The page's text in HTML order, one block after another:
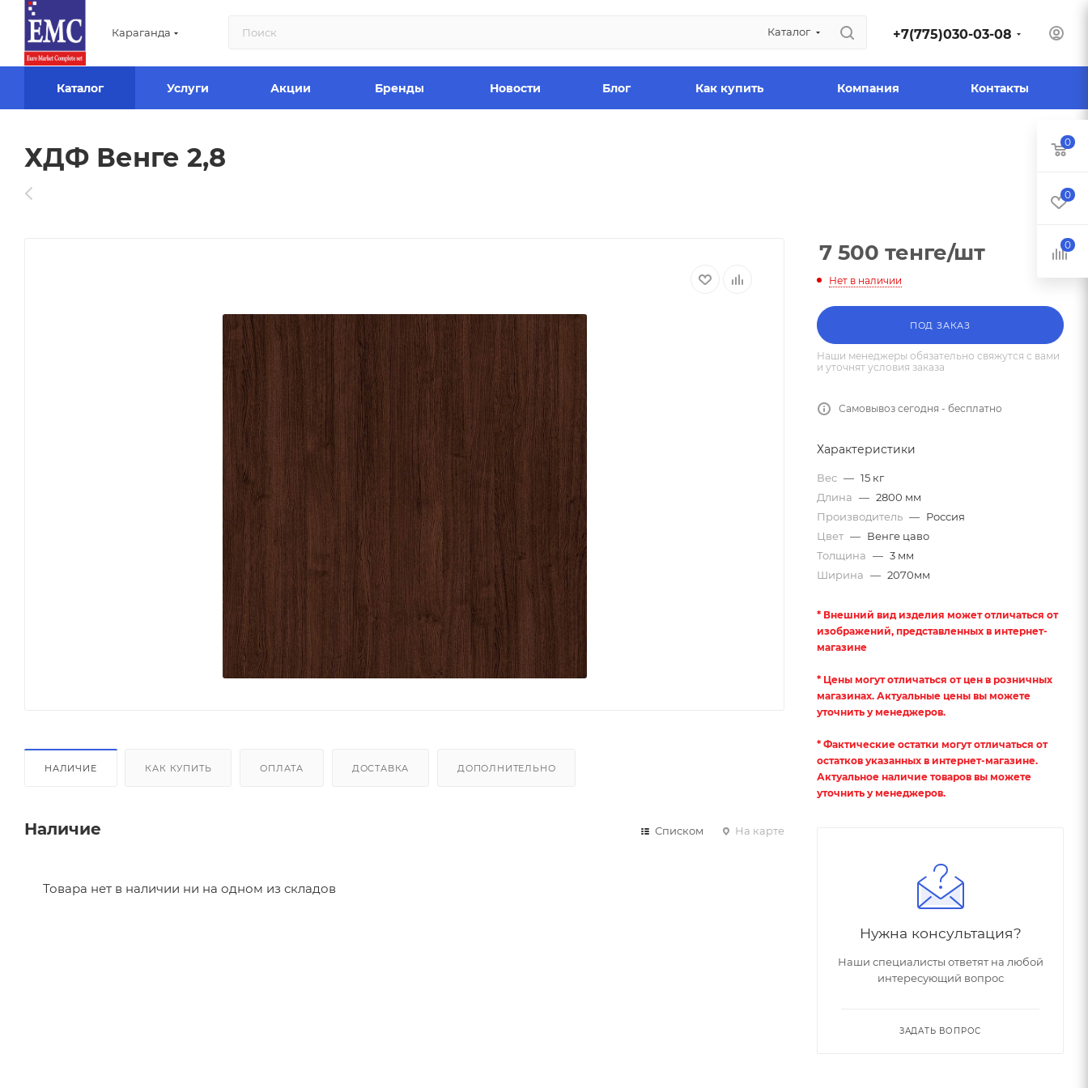
Караганда Каталог +7(775)030-03-08
Каталог Услуги Акции Бренды Новости Блог Как купить Компания Контакты
ХДФ Венге 2,8
НАЛИЧИЕ КАК КУПИТЬ ОПЛАТА ДОСТАВКА ДОПОЛНИТЕЛЬНО
Наличие Списком На карте
Товара нет в наличии ни на одном из складов
7 500 тенге/шт
Нет в наличии
ПОД ЗАКАЗ
Наши менеджеры обязательно свяжутся с вами
и уточнят условия заказа
Самовывоз сегодня - бесплатно
Характеристики
Вес — 15 кг
Длина — 2800 мм
Производитель — Россия
Цвет — Венге цаво
Толщина — 3 мм
Ширина — 2070мм
* Внешний вид изделия может отличаться от
изображений, представленных в интернет-
магазине
* Цены могут отличаться от цен в розничных
магазинах. Актуальные цены вы можете
уточнить у менеджеров.
* Фактические остатки могут отличаться от
остатков указанных в интернет-магазине.
Актуальное наличие товаров вы можете
уточнить у менеджеров.
Нужна консультация?
Наши специалисты ответят на любой
интересующий вопрос
ЗАДАТЬ ВОПРОС
0
0
0